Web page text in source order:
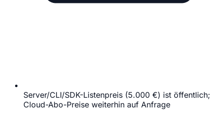
Server/CLI/SDK-Listenpreis (5.000 €) ist öffentlich;
Cloud-Abo-Preise weiterhin auf Anfrage